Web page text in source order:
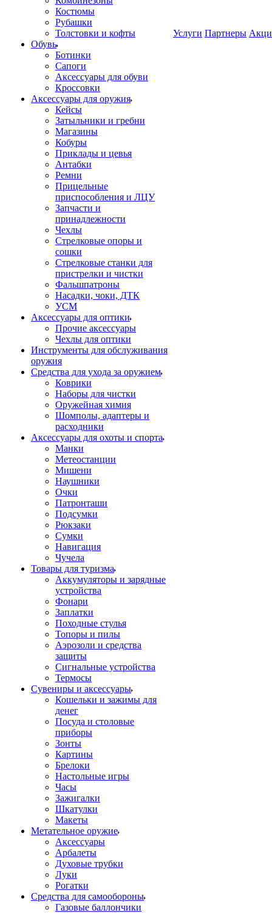
Костюмы
Рубашки
Толстовки и кофты
Обувь
Ботинки
Сапоги
Аксессуары для обуви
Кроссовки
Аксессуары для оружия
Кейсы
Затыльники и гребни
Магазины
Кобуры
Приклады и цевья
Антабки
Ремни
Прицельные
приспособления и ЛЦУ
Запчасти и
принадлежности
Чехлы
Стрелковые опоры и
сошки
Стрелковые станки для
пристрелки и чистки
Фальшпатроны
Насадки, чоки, ДТК
УСМ
Аксессуары для оптики
Прочие аксессуары
Чехлы для оптики
Инструменты для обслуживания
оружия
Средства для ухода за оружием
Коврики
Наборы для чистки
Оружейная химия
Шомполы, адаптеры и
расходники
Аксессуары для охоты и спорта
Манки
Метеостанции
Мишени
Наушники
Очки
Патронташи
Подсумки
Рюкзаки
Сумки
Навигация
Чучела
Товары для туризма
Аккумуляторы и зарядные
устройства
Фонари
Заплатки
Походные стулья
Топоры и пилы
Аэрозоли и средства
защиты
Сигнальные устройства
Термосы
Сувениры и аксессуары
Кошельки и зажимы для
денег
Посуда и столовые
приборы
Зонты
Картины
Брелоки
Настольные игры
Часы
Зажигалки
Шкатулки
Макеты
Метательное оружие
Аксессуары
Арбалеты
Духовые трубки
Луки
Рогатки
Средства для самообороны
Газовые баллончики
Услуги Партнеры